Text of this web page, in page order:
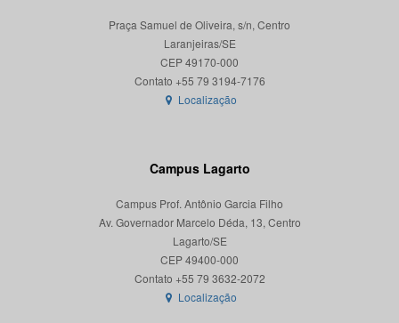
Praça Samuel de Oliveira, s/n, Centro
Laranjeiras/SE
CEP 49170-000
Localização
Campus Lagarto
Campus Prof. Antônio Garcia Filho
Av. Governador Marcelo Déda, 13, Centro
Lagarto/SE
CEP 49400-000
Localização